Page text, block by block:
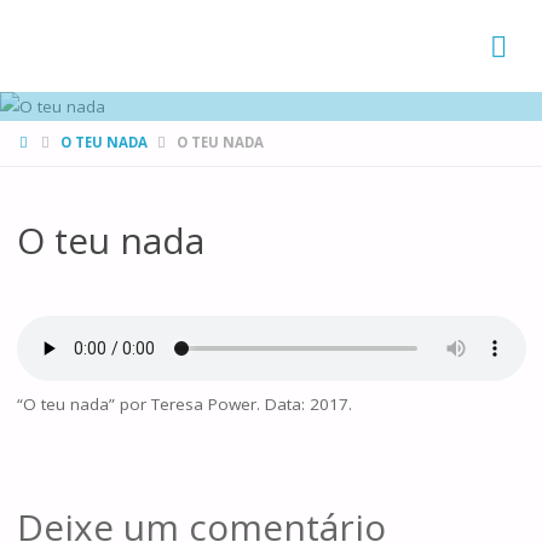
HOMEO TEU NADA O TEU NADA
O teu nada
“O teu nada” por Teresa Power. Data: 2017.
Deixe um comentário